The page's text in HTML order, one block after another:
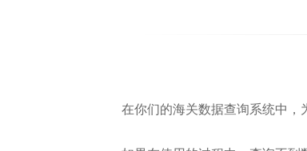
在你们的海关数据查询系统中，